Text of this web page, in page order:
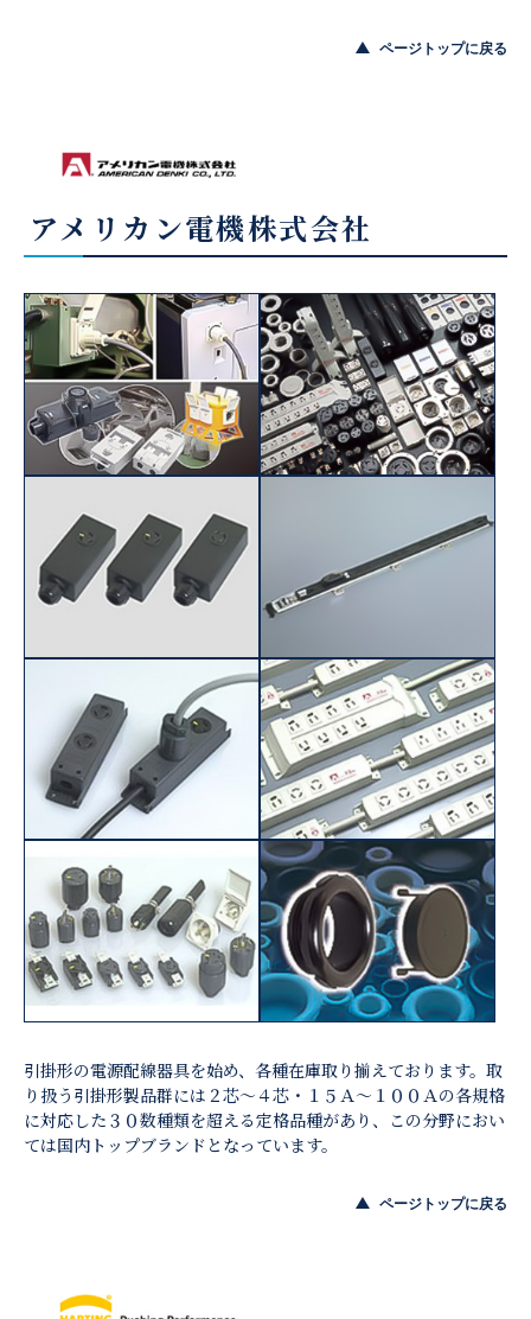
ページトップに戻る
アメリカン電機株式会社
引掛形の電源配線器具を始め、各種在庫取り揃えております。取
り扱う引掛形製品群には２芯～４芯・１５Ａ～１００Ａの各規格
に対応した３０数種類を超える定格品種があり、この分野におい
ては国内トップブランドとなっています。
ページトップに戻る